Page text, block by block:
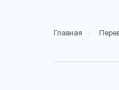
Главная /